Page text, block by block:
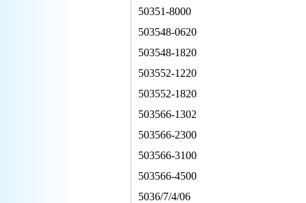
50351-8000
503548-0620
503548-1820
503552-1220
503552-1820
503566-1302
503566-2300
503566-3100
503566-4500
5036/7/4/06